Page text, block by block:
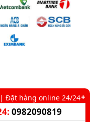
TP. HCM
Đặt hàng online 24/24
0982090819